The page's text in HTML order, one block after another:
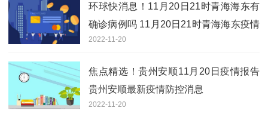
环球快消息！11月20日21时青海海东有
确诊病例吗 11月20日21时青海海东疫情
实时最新通报
2022-11-20
焦点精选！贵州安顺11月20日疫情报告
贵州安顺最新疫情防控消息
2022-11-20